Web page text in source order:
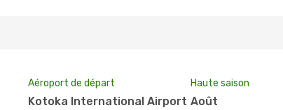
Aéroport de départ
Kotoka International Airport
Haute saison
août